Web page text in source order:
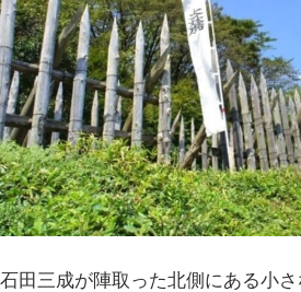
石田三成が陣取った北側にある小さ